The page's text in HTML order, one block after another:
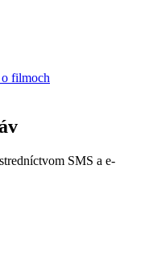
filmoch
SMS a e-